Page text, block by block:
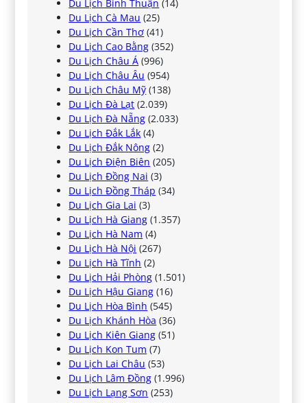
Du Lịch Bình Thuận (14)
Du Lịch Cà Mau (25)
Du Lịch Cần Thơ (41)
Du Lịch Cao Bằng (352)
Du Lịch Châu Á (996)
Du Lịch Châu Âu (954)
Du Lịch Châu Mỹ (138)
Du Lịch Đà Lạt (2.039)
Du Lịch Đà Nẵng (2.033)
Du Lịch Đắk Lắk (4)
Du Lịch Đắk Nông (2)
Du Lịch Điện Biên (205)
Du Lịch Đồng Nai (3)
Du Lịch Đồng Tháp (34)
Du Lịch Gia Lai (3)
Du Lịch Hà Giang (1.357)
Du Lịch Hà Nam (4)
Du Lịch Hà Nội (267)
Du Lịch Hà Tĩnh (2)
Du Lịch Hải Phòng (1.501)
Du Lịch Hậu Giang (16)
Du Lịch Hòa Bình (545)
Du Lịch Khánh Hòa (36)
Du Lịch Kiên Giang (51)
Du Lịch Kon Tum (7)
Du Lịch Lai Châu (53)
Du Lịch Lâm Đồng (1.996)
Du Lịch Lạng Sơn (253)